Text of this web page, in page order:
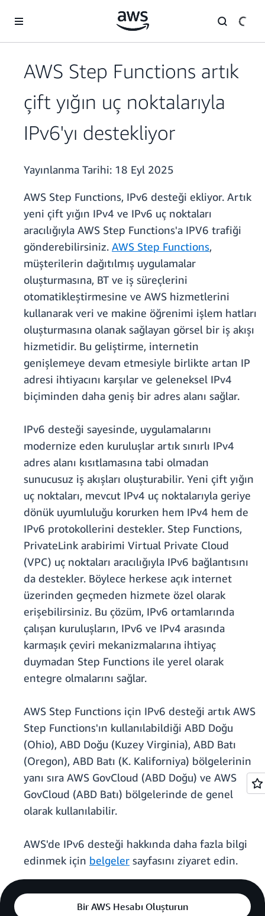
AWS Step Functions artık
çift yığın uç noktalarıyla
IPv6'yı destekliyor
Yayınlanma Tarihi: 18 Eyl 2025
AWS Step Functions, IPv6 desteği ekliyor. Artık
yeni çift yığın IPv4 ve IPv6 uç noktaları
aracılığıyla AWS Step Functions'a IPV6 trafiği
gönderebilirsiniz. AWS Step Functions,
müşterilerin dağıtılmış uygulamalar
oluşturmasına, BT ve iş süreçlerini
otomatikleştirmesine ve AWS hizmetlerini
kullanarak veri ve makine öğrenimi işlem hatları
oluşturmasına olanak sağlayan görsel bir iş akışı
hizmetidir. Bu geliştirme, internetin
genişlemeye devam etmesiyle birlikte artan IP
adresi ihtiyacını karşılar ve geleneksel IPv4
biçiminden daha geniş bir adres alanı sağlar.
IPv6 desteği sayesinde, uygulamalarını
modernize eden kuruluşlar artık sınırlı IPv4
adres alanı kısıtlamasına tabi olmadan
sunucusuz iş akışları oluşturabilir. Yeni çift yığın
uç noktaları, mevcut IPv4 uç noktalarıyla geriye
dönük uyumluluğu korurken hem IPv4 hem de
IPv6 protokollerini destekler. Step Functions,
PrivateLink arabirimi Virtual Private Cloud
(VPC) uç noktaları aracılığıyla IPv6 bağlantısını
da destekler. Böylece herkese açık internet
üzerinden geçmeden hizmete özel olarak
erişebilirsiniz. Bu çözüm, IPv6 ortamlarında
çalışan kuruluşların, IPv6 ve IPv4 arasında
karmaşık çeviri mekanizmalarına ihtiyaç
duymadan Step Functions ile yerel olarak
entegre olmalarını sağlar.
AWS Step Functions için IPv6 desteği artık AWS
Step Functions'ın kullanılabildiği ABD Doğu
(Ohio), ABD Doğu (Kuzey Virginia), ABD Batı
(Oregon), ABD Batı (K. Kaliforniya) bölgelerinin
yanı sıra AWS GovCloud (ABD Doğu) ve AWS
GovCloud (ABD Batı) bölgelerinde de genel
olarak kullanılabilir.
AWS'de IPv6 desteği hakkında daha fazla bilgi
edinmek için belgeler sayfasını ziyaret edin.
Bir AWS Hesabı Oluşturun